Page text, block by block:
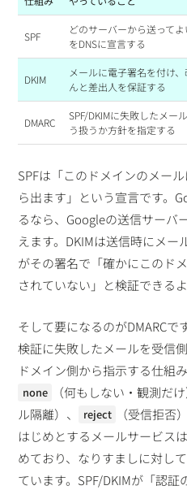
SPF
どのサーバーから送って
をDNSに宣言する
DKIM
メールに電子署名を付け
んと差出人を保証する
DMARC
SPF/DKIMに失敗したメー
う扱うか方針を指定する
SPFは「このドメインのメー
ら出ます」という宣言です。
るなら、Googleの送信サーバ
えます。DKIMは送信時にメー
がその署名で「確かにこのド
されていない」と検証できる
そして要になるのがDMARCで
検証に失敗したメールを受信
ドメイン側から指示する仕組
none （何もしない・観測だけ
ル隔離）、
reject
（受信拒否
はじめとするメールサービス
めており、なりすましに対し
ています。SPF/DKIMが「認証